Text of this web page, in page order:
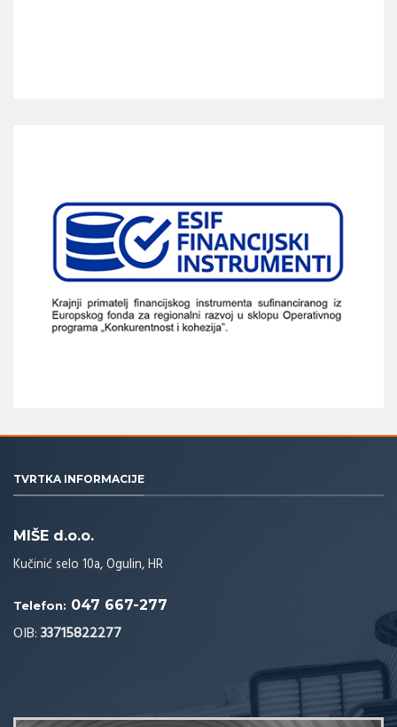
TVRTKA INFORMACIJE
MIŠE d.o.o.
Kučinić selo 10a, Ogulin, HR
Telefon: 047 667-277
OIB:33715822277